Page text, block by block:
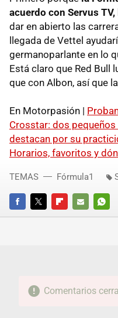
acuerdo con Servus
dar en abierto las
llegada de Vettel
germanoparlante en lo
Está claro que Red Bull
que con Albon, así que
En Motorpasión |
Crosstar: dos
destacan por su
Horarios, favoritos y
FACEBOOKTWITTERFLIPBOARD
E-
TEMAS Fórmula1
Comentarios